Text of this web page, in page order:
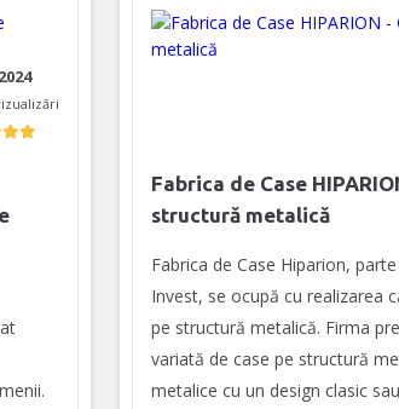
Fabrica de Case
structură metalică
Fabrica de Case Hiparion,
Invest, se ocupă cu realizarea
pe structură metalică. Firma
variată de case pe structură
metalice cu un design clasic